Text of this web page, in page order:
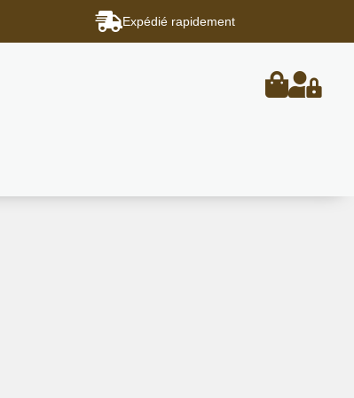
Expédié rapidement